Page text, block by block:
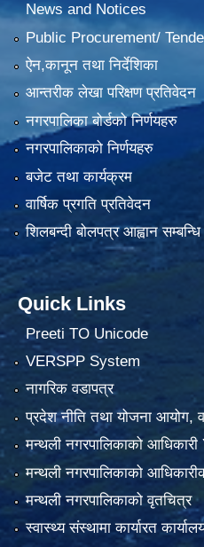
News and Notices
Public Procurement/
ऐन,कानून तथा निर्देशिका
आन्तरीक लेखा परिक्षण प्रतिवेदन
नगरपालिका बोर्डको निर्णयहरु
नगरपालिकाको निर्णयहरु
बजेट तथा कार्यक्रम
वार्षिक प्रगति प्रतिवेदन
शिलबन्दी बोलपत्र आह्वान
Quick Links
Preeti TO Unicode
VERSPP System
नागरिक वडापत्र
प्रदेश नीति तथा योजना आयोग,
मन्थली नगरपालिकाको
मन्थली नगरपालिकाको
मन्थली नगरपालिकाको वृतचित्र
स्वास्थ्य संस्थामा कार्यारत